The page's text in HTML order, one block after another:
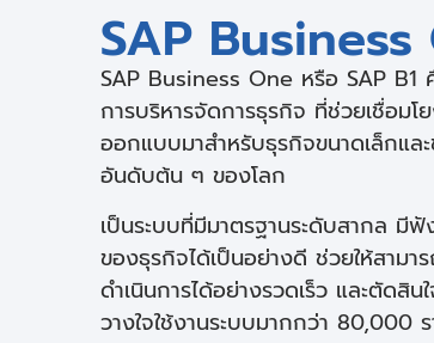
SAP Business
SAP Business One หรือ SAP
การบริหารจัดการธุรกิจ ที่ช่วยเชื่อม
ออกแบบมาสำหรับธุรกิจขนาดเล็กแ
อันดับต้น ๆ ของโลก
เป็นระบบที่มีมาตรฐานระดับสากล มี
ของธุรกิจได้เป็นอย่างดี ช่วยให้สามา
ดำเนินการได้อย่างรวดเร็ว และตัดสิ
วางใจใช้งานระบบมากกว่า 80,000